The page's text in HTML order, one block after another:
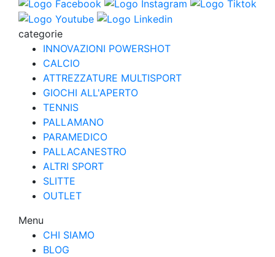
categorie
INNOVAZIONI POWERSHOT
CALCIO
ATTREZZATURE MULTISPORT
GIOCHI ALL'APERTO
TENNIS
PALLAMANO
PARAMEDICO
PALLACANESTRO
ALTRI SPORT
SLITTE
OUTLET
Menu
CHI SIAMO
BLOG